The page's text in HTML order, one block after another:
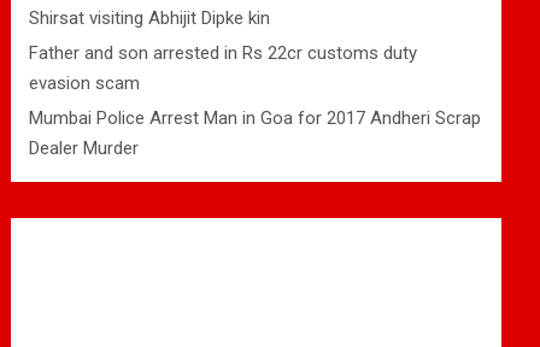
Shirsat visiting Abhijit Dipke kin
Father and son arrested in Rs 22cr customs duty
evasion scam
Mumbai Police Arrest Man in Goa for 2017 Andheri Scrap
Dealer Murder